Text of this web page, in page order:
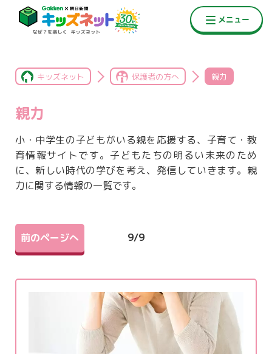
キッズネット 保護者の方へ 親力
親力
小・中学生の子どもがいる親を応援する、子育て・教
育情報サイトです。子どもたちの明るい未来のため
に、新しい時代の学びを考え、発信していきます。親
力に関する情報の一覧です。
前のページへ 9/9